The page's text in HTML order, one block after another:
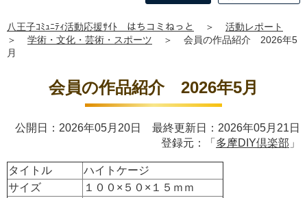
八王子ｺﾐｭﾆﾃｨ活動応援ｻｲﾄ はちコミねっと ＞
活動レポート
＞
学術・文化・芸術・スポーツ ＞
会員の作品紹介 2026年5
月
会員の作品紹介 2026年5月
公開日：2026年05月20日 最終更新日：2026年05月21日
登録元：「 多摩DIY倶楽部 」
タイトル
ハイトケージ
サイズ
１００×５０×１５ｍｍ